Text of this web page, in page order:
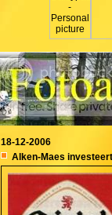
18-12-2006
Alken-Maes